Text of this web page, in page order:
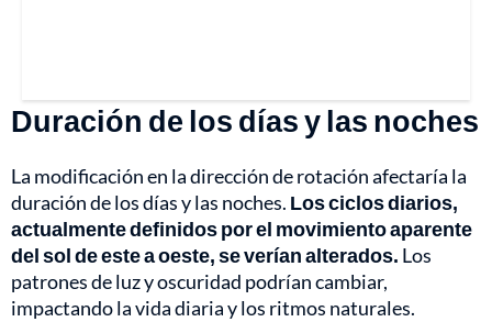
Duración de los días y las noches
La modificación en la dirección de rotación afectaría la
duración de los días y las noches. Los ciclos diarios,
actualmente definidos por el movimiento aparente
del sol de este a oeste, se verían alterados. Los
patrones de luz y oscuridad podrían cambiar,
impactando la vida diaria y los ritmos naturales.